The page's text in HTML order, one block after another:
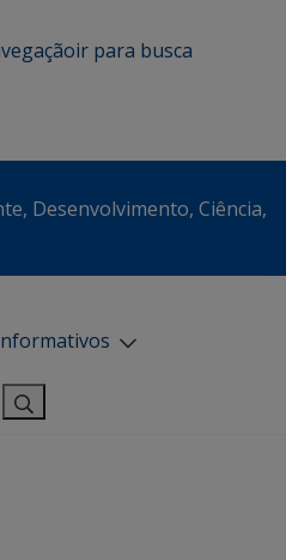
ir para busca
Desenvolvimento, Ciência,